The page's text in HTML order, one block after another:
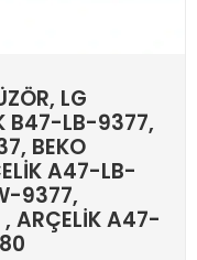
LG
B47-LB-9377,
BEKO
A47-LB-
9377,
ARÇELİK A47-